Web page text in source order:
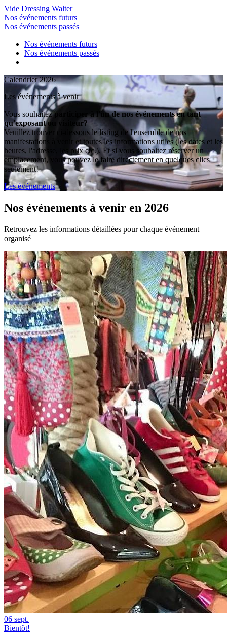
Vide Dressing Walter
Nos événements futurs
Nos événements passés
Nos événements futurs
Nos événements passés
Calendrier 2026
Les événements à venir
Vous souhaitezparticiper à l'un de nos événements en tant
qu'exposant ou visiteur?
Veuillez trouver ci-dessous le listing de l'ensemble de nos
manifestations à venir et toutes les informations utiles (les dates et les
heures, l'adresse, les prix etc.). Et si vous souhaitez réserver un
emplacement, vous pouvez le faire directement en quelques clics
seulement!
Les événements
Nos événements à venir en 2026
Retrouvez les informations détaillées pour chaque événement
organisé
06 sept.
Bientôt!